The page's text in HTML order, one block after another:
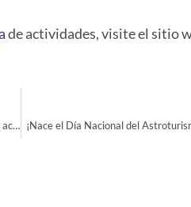
de actividades, visite el sitio
Mineduc inicia etapa de consulta abierta a la ciudadanía sobre propuesta de actualización curricular de 1° básico a 2° medio ¡Nace el Día Nacional del